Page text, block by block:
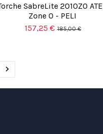
SabreLite 2010Z0
Zone 0 - PELI
157,25 €185,00 €
Suivant